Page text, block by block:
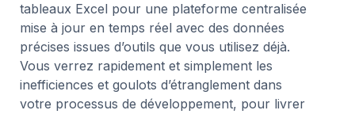
tableaux Excel pour une plateforme centralisée
mise à jour en temps réel avec des données
précises issues d’outils que vous utilisez déjà.
Vous verrez rapidement et simplement les
inefficiences et goulots d’étranglement dans
votre processus de développement, pour livrer